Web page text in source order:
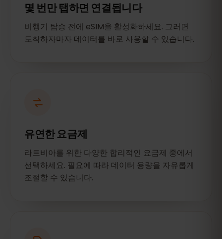
몇 번만 탭하면 연결됩니다
비행기 탑승 전에 eSIM을 활성화하세요. 그러면
도착하자마자 데이터를 바로 사용할 수 있습니다.
유연한 요금제
라트비아를 위한 다양한 합리적인 요금제 중에서
선택하세요. 필요에 따라 데이터 용량을 자유롭게
조절할 수 있습니다.